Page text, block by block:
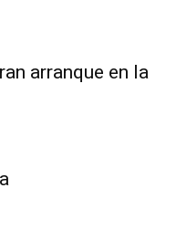
arranque en la